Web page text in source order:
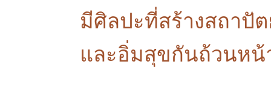
มีศิลปะที่สร้างสถาปั
และอิ่มสุขกันถ้วนหน้